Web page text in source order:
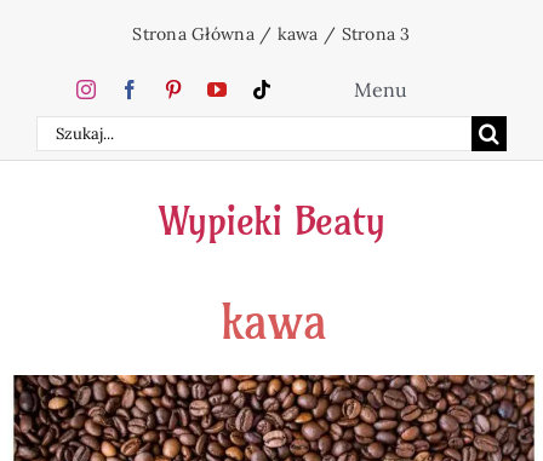
zawartości
Strona Główna/ kawa / Strona 3
Szukaj
Menu
Home
Ciasta
Święta
Wypieki Beaty
kawa